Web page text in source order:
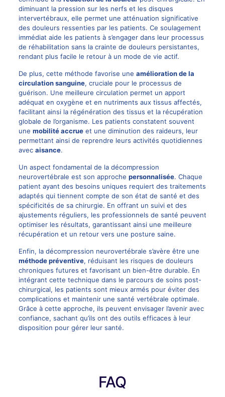
diminuant la pression sur les nerfs et les disques
intervertébraux, elle permet une atténuation significative
des douleurs ressenties par les patients. Ce soulagement
immédiat aide les patients à s’engager dans leur processus
de réhabilitation sans la crainte de douleurs persistantes,
rendant plus facile le retour à un mode de vie actif.
De plus, cette méthode favorise une amélioration de la
circulation sanguine, cruciale pour le processus de
guérison. Une meilleure circulation permet un apport
adéquat en oxygène et en nutriments aux tissus affectés,
facilitant ainsi la régénération des tissus et la récupération
globale de l’organisme. Les patients constatent souvent
une mobilité accrueet une diminution des raideurs, leur
permettant ainsi de reprendre leurs activités quotidiennes
avec aisance.
Un aspect fondamental de la décompression
neurovertébrale est son approche personnalisée. Chaque
patient ayant des besoins uniques requiert des traitements
adaptés qui tiennent compte de son état de santé et des
spécificités de sa chirurgie. En offrant un suivi et des
ajustements réguliers, les professionnels de santé peuvent
optimiser les résultats, garantissant ainsi une meilleure
récupération et un retour vers une posture saine.
Enfin, la décompression neurovertébrale s’avère être une
méthode préventive, réduisant les risques de douleurs
chroniques futures et favorisant un bien-être durable. En
intégrant cette technique dans le parcours de soins post-
chirurgical, les patients sont mieux armés pour éviter des
complications et maintenir une santé vertébrale optimale.
Grâce à cette approche, ils peuvent envisager l’avenir avec
confiance, sachant qu’ils ont des outils efficaces à leur
disposition pour gérer leur santé.
FAQ